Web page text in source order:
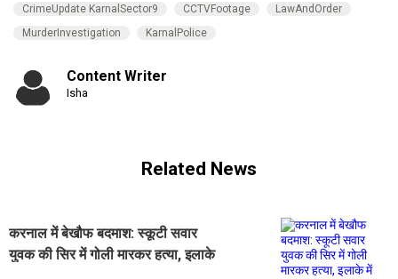
CrimeUpdate KarnalSector9
CCTVFootage
LawAndOrder
MurderInvestigation
KarnalPolice
Content Writer
Isha
Related News
करनाल में बेखौफ बदमाश: स्कूटी सवार
युवक की सिर में गोली मारकर हत्या, इलाके